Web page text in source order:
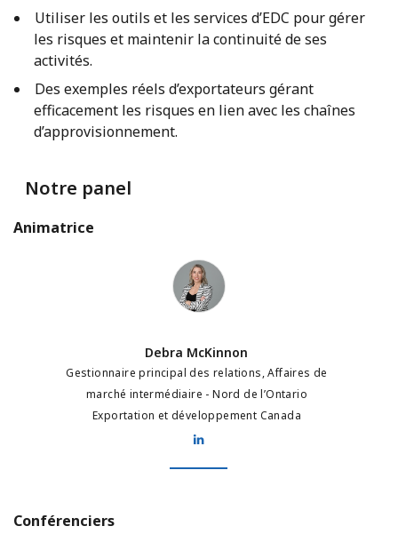
Utiliser les outils et les services d’EDC pour gérer
les risques et maintenir la continuité de ses
activités.
Des exemples réels d’exportateurs gérant
efficacement les risques en lien avec les chaînes
d’approvisionnement.
Notre panel
Animatrice
Debra McKinnon
Gestionnaire principal des relations, Affaires de
marché intermédiaire - Nord de l’Ontario
Exportation et développement Canada
Conférenciers